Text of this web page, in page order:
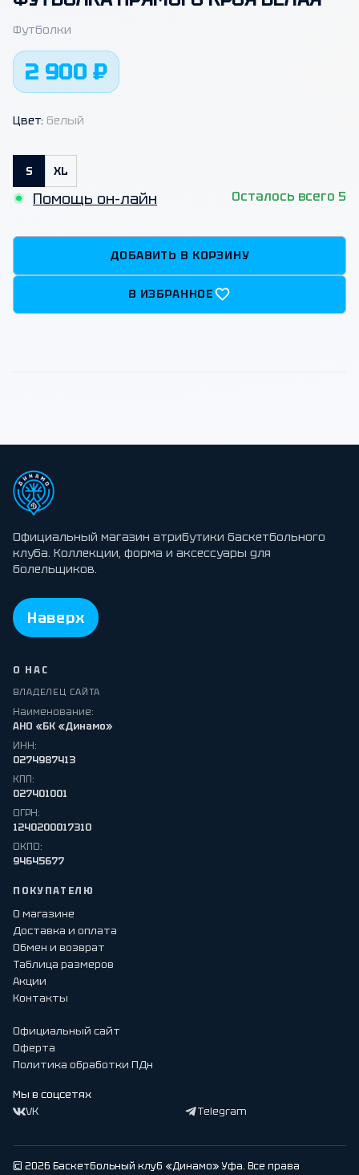
Футболки
2 900 ₽
Цвет: белый
S XL
Помощь он-лайн Осталось всего 5
ДОБАВИТЬ В КОРЗИНУ
В ИЗБРАННОЕ
Официальный магазин атрибутики баскетбольного
клуба. Коллекции, форма и аксессуары для
болельщиков.
Наверх
О НАС
ВЛАДЕЛЕЦ САЙТА
Наименование:
АНО «БК «Динамо»
ИНН:
0274987413
КПП:
027401001
ОГРН:
1240200017310
ОКПО:
94645677
ПОКУПАТЕЛЮ
О магазине
Доставка и оплата
Обмен и возврат
Таблица размеров
Акции
Контакты
Официальный сайт
Оферта
Политика обработки ПДн
Мы в соцсетях
VK
Telegram
© 2026 Баскетбольный клуб «Динамо» Уфа. Все права